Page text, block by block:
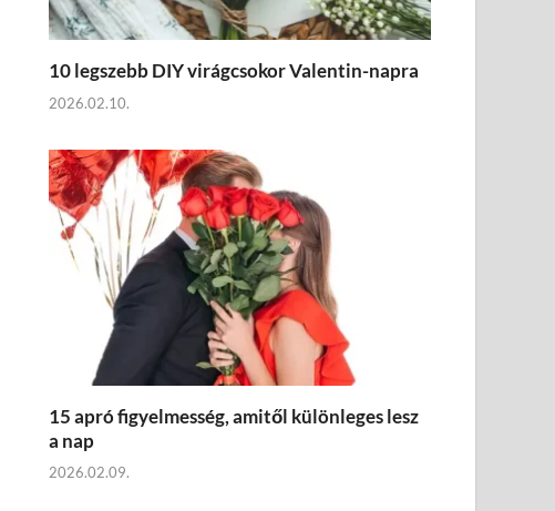
10 legszebb DIY virágcsokor Valentin-napra
2026.02.10.
15 apró figyelmesség, amitől különleges lesz
a nap
2026.02.09.